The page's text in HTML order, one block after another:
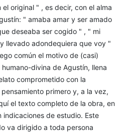
original " , es decir, con el alma
" amaba amar y ser amado
deseaba ser cogido " , " mi
llevado adondequiera que voy "
común el motivo de (casi)
divina de Agustín, llena
comprometido con la
primero y, a la vez,
el texto completo de la obra, en
de estudio. Este
va dirigido a toda persona